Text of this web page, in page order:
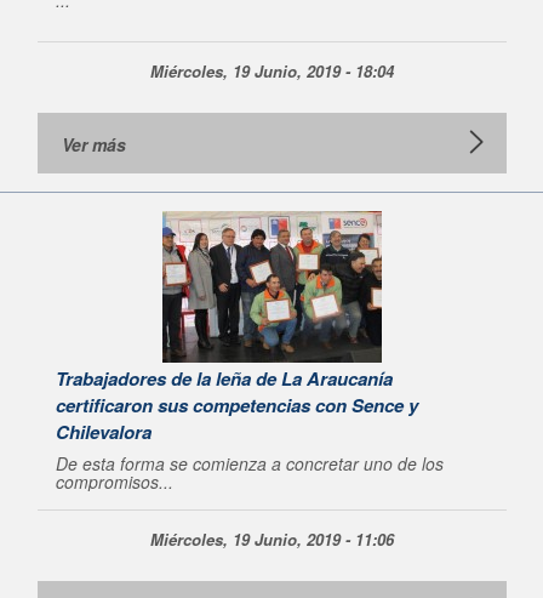
Miércoles, 19 Junio, 2019 - 18:04
Ver más
Trabajadores de la leña de La Araucanía
certificaron sus competencias con Sence y
Chilevalora
De esta forma se comienza a concretar uno de los
compromisos...
Miércoles, 19 Junio, 2019 - 11:06